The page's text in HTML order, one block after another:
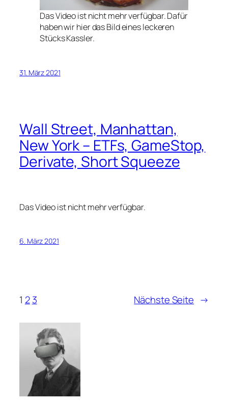
Das Video ist nicht mehr verfügbar. Dafür
haben wir hier das Bild eines leckeren
Stücks Kassler.
31. März 2021
Wall Street, Manhattan,
New York – ETFs, GameStop,
Derivate, Short Squeeze
Das Video ist nicht mehr verfügbar.
6. März 2021
1 2 3 Nächste Seite →